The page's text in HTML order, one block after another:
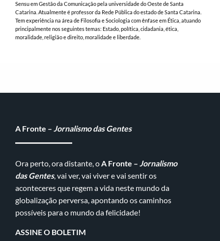
Sensu em Gestão da Comunicação pela universidade do Oeste de Santa
Catarina. Atualmente é professor da Rede Pública do estado de Santa Catarina.
Tem experiência na área de Filosofia e Sociologia com ênfase em Ética, atuando
principalmente nos seguintes temas: Estado, política, cidadania, ética,
moralidade, religião e direito, moralidade e liberdade.
A Fronte – Jornalismo das Gentes
Ora perto, ora distante, oA Fronte – Jornalismo
das Gentes, vai ver, vai viver e vai sentir os
aconteceres que regem a vida neste mundo da
globalização perversa, apontando os caminhos
possíveis para o mundo da felicidade!
ASSINE O BOLETIM